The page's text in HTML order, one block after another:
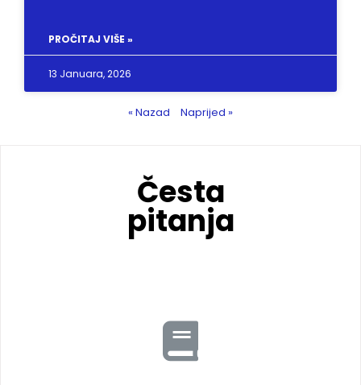
PROČITAJ VIŠE »
13 Januara, 2026
« Nazad Naprijed »
Česta
pitanja